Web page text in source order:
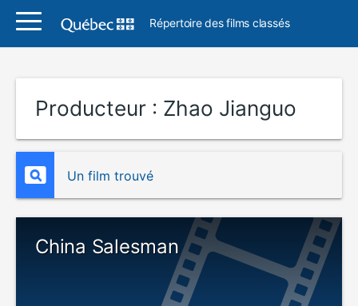
Répertoire des films classés
Producteur : Zhao Jianguo
Un film trouvé
China Salesman